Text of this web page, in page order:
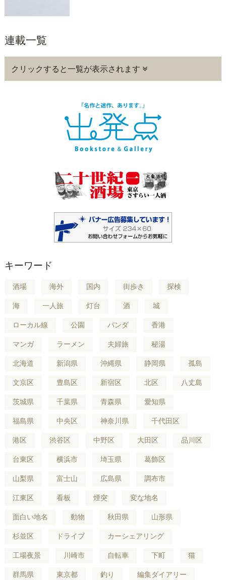
連載一覧
クリックすると一覧が表示されます
キーワード
酒場 海外 国内 街歩き 探検
海 一人旅 灯台 酒 城
ローカル線 公園 パンダ 香港
マンガ ラーメン 夫婦旅 秘湯
北海道 新潟県 沖縄県 静岡県 孤島
文京区 豊島区 新宿区 北区 八丈島
茨城県 千葉県 青森県 愛知県
福島県 中央区 神奈川県 千代田区
港区 渋谷区 中野区 大田区 品川区
台東区 横浜市 埼玉県 葛飾区
山梨県 富士山 広島県 調布市
江東区 看板 煙突 変な地名
面白い地名 動物 秋田県 山形県
杉並区 ドライブ カーシェアリング
工場夜景 川崎市 自転車 下町 猫
群馬県 東京都 釣り 編集ダイアリー